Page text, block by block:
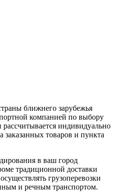
ближнего зарубежья
компанией по выбору
индивидуально
заказанных товаров и пункта
в ваш город
традиционной доставки
грузоперевозки
и речным транспортом.